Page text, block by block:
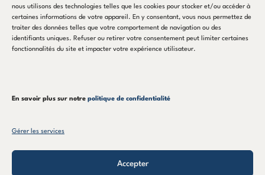
nous utilisons des technologies telles que les cookies pour stocker et/ou accéder à
certaines informations de votre appareil. En y consentant, vous nous permettez de
traiter des données telles que votre comportement de navigation ou des
identifiants uniques. Refuser ou retirer votre consentement peut limiter certaines
fonctionnalités du site et impacter votre expérience utilisateur.
En savoir plus sur notre politique de confidentialité
Gérer les services
Accepter
NOTRE EXPERTISE